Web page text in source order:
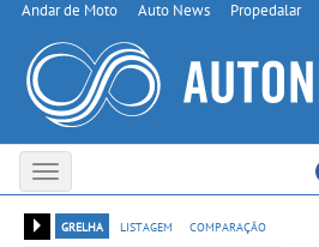
Andar de Moto Auto News Propedalar
Toggle
navigation
grelha
listagem
comparação